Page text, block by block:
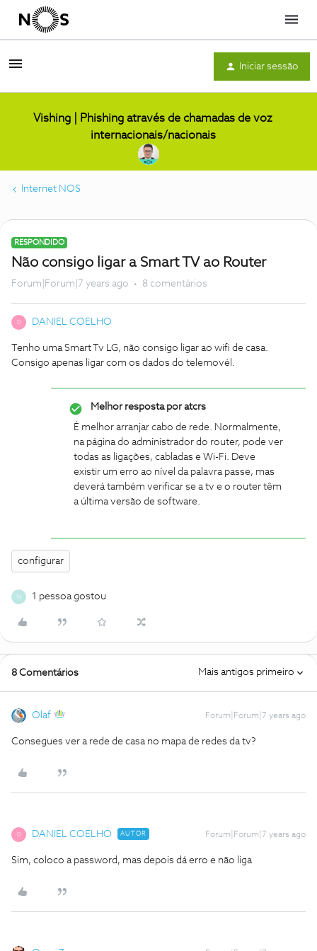
Menu
Iniciar sessão
Vishing | Phishing através de chamadas de voz
internacionais/nacionais
Internet NOS
RESPONDIDO
Não consigo ligar a Smart TV ao Router
Forum|Forum|7 years ago 8 comentários
D DANIEL COELHO
Tenho uma Smart Tv LG, não consigo ligar ao wifi de casa.
Consigo apenas ligar com os dados do telemovél.
Melhor resposta poratcrs
É melhor arranjar cabo de rede. Normalmente,
na página do administrador do router, pode ver
todas as ligações, cabladas e Wi-Fi. Deve
existir um erro ao nível da palavra passe, mas
deverá também verificar se a tv e o router têm
a última versão de software.
configurar
N 1 pessoa gostou
8 Comentários Mais antigos primeiro
Olaf Forum|Forum|7 years ago
Consegues ver a rede de casa no mapa de redes da tv?
D DANIEL COELHO AUTOR Forum|Forum|7 years ago
Sim, coloco a password, mas depois dá erro e não liga